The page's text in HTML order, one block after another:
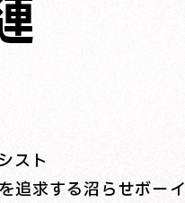
スト
追求する沼らせボーイ